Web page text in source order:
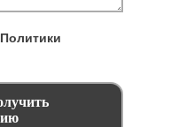
Политики